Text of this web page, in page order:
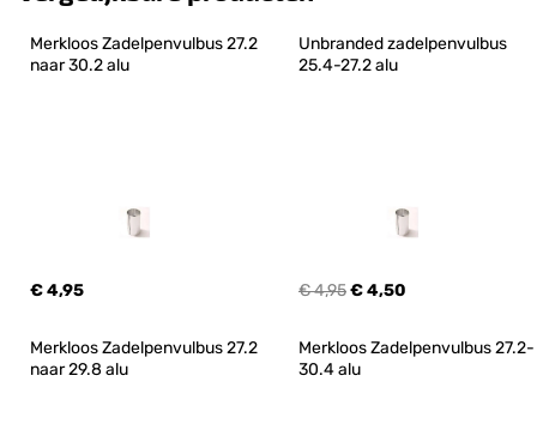
Merkloos Zadelpenvulbus 27.2
naar 30.2 alu
€ 4,95
Unbranded zadelpenvulbus
25.4-27.2 alu
€ 4,95€ 4,50
Merkloos Zadelpenvulbus 27.2
naar 29.8 alu
Merkloos Zadelpenvulbus 27.2-
30.4 alu